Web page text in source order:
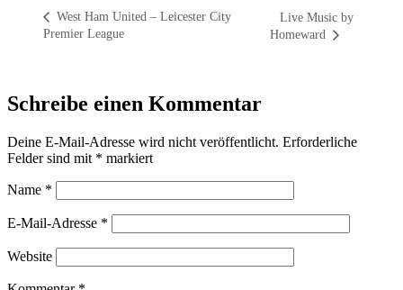
West Ham United – Leicester City
Premier League
Live Music by
Homeward
Schreibe einen Kommentar
Deine E-Mail-Adresse wird nicht veröffentlicht. Erforderliche
Felder sind mit * markiert
Name *
E-Mail-Adresse *
Website